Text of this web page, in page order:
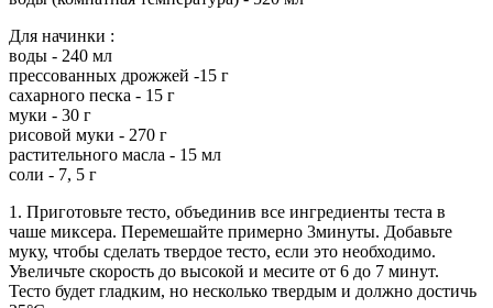
Для начинки :
воды - 240 мл
прессованных дрожжей -15 г
сахарного песка - 15 г
муки - 30 г
рисовой муки - 270 г
растительного масла - 15 мл
соли - 7, 5 г
1. Приготовьте тесто, объединив все ингредиенты теста в
чаше миксера. Перемешайте примерно 3минуты. Добавьте
муку, чтобы сделать твердое тесто, если это необходимо.
Увеличьте скорость до высокой и месите от 6 до 7 минут.
Тесто будет гладким, но несколько твердым и должно достичь